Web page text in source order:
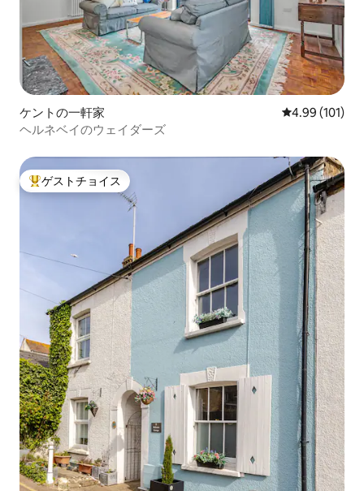
ケントの一軒家 レビュー101
4.99 (101)
ヘルネベイのウェイダーズ
大好評のゲストチョイスです。
ゲストチョイス